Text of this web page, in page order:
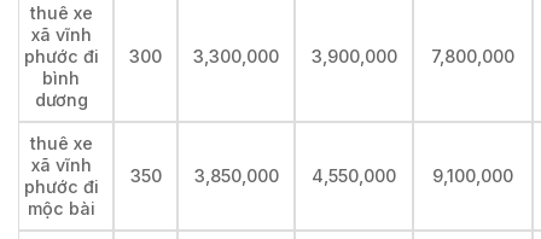
thuê xe
xã vĩnh
phước đi
bình
dương
300 3,300,000 3,900,000 7,800,000
thuê xe
xã vĩnh
phước đi
mộc bài
350 3,850,000 4,550,000 9,100,000